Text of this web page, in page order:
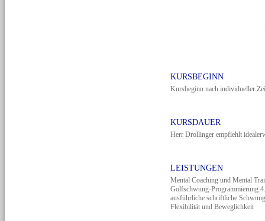
KURSBEGINN
Kursbeginn nach individueller
KURSDAUER
Herr Drollinger empfiehlt
LEISTUNGEN
Mental Coaching und Mental
Golfschwung-Programmierung
ausführliche schriftliche
Flexibilität und Beweglichkeit